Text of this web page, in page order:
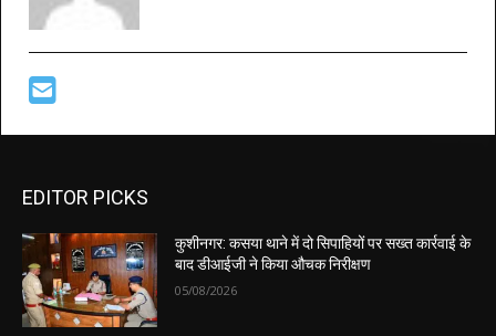
EDITOR PICKS
कुशीनगर: कसया थाने में दो सिपाहियों पर सख्त कार्रवाई के
बाद डीआईजी ने किया औचक निरीक्षण
05/08/2026